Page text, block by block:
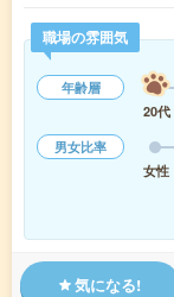
職場の雰囲気
年齢層
20代
男女比率
女性
気になる!